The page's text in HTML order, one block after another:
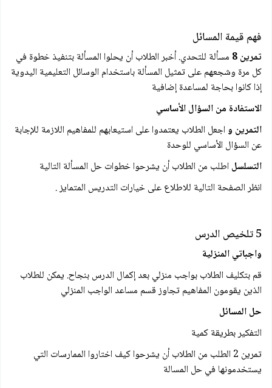
فهم قيمة المسائل
تمرین 8
مسألة للتحدي. أخبر الطلاب أن يحلوا المسألة بتنفيذ خطوة في
كل مرة وشجعهم على تمثيل المسألة باستخدام الوسائل التعليمية اليدوية
إذا كانوا بحاجة لمساعدة إضافية
الاستفادة من السؤال الأساسي
التمرين و اجعل الطلاب يعتمدوا على استيعابهم للمفاهيم اللازمة للإجابة
عن السؤال الأساسي للوحدة
التسلسل اطلب من الطلاب أن يشرحوا خطوات حل المسألة التالية
انظر الصفحة التالية للاطلاع على خيارات التدريس المتمایز .
5 تلخيص الدرس
واجباتي المنزلية
قم بتكليف الطلاب بواجب منزلي بعد إكمال الدرس بنجاح. يمكن للطلاب
الذين يقومون المفاهيم تجاوز قسم مساعد الواجب المنزلي
حل المسائل
التفكير بطريقة كمية
تمرين 2 الطلب من الطلاب أن يشرحوا كيف اختاروا الممارسات التي
يستخدمونها في حل المسالة